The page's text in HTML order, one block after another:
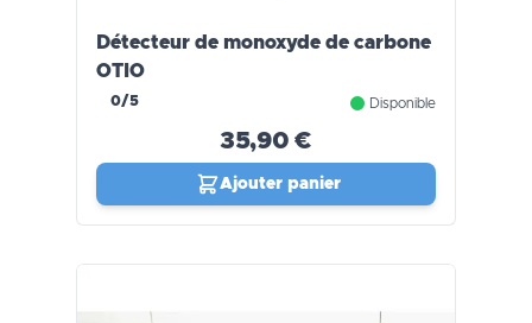
Détecteur de monoxyde de carbone
OTIO
0/5 Disponible
35,90 €
Ajouter panier